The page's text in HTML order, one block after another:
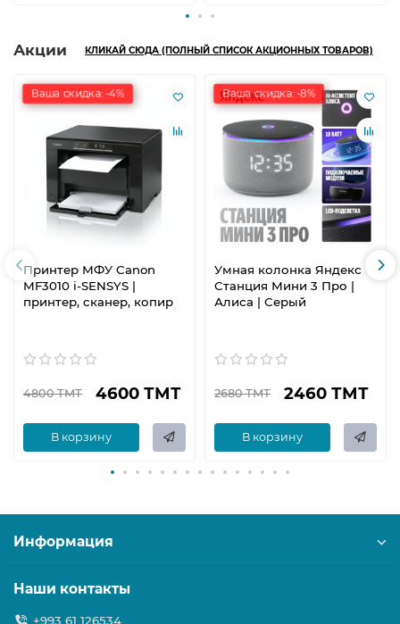
Акции КЛИКАЙ СЮДА (ПОЛНЫЙ СПИСОК АКЦИОННЫХ ТОВАРОВ)
Ваша скидка: -4%
Принтер МФУ Canon
MF3010 i-SENSYS |
принтер, сканер, копир
4800 ТМТ 4600 ТМТ
В корзину
Ваша скидка: -8%
Умная колонка Яндекс
Станция Мини 3 Про |
Алиса | Серый
2680 ТМТ 2460 ТМТ
В корзину
Информация
Наши контакты
+993 61 126534